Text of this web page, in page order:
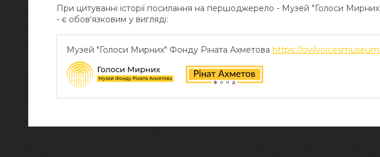
При цитуванні історії посилання на першоджерело - Музей "Голоси
- є обов‘язковим у вигляді:
Музей "Голоси Мирних" Фонду Ріната Ахметова https://